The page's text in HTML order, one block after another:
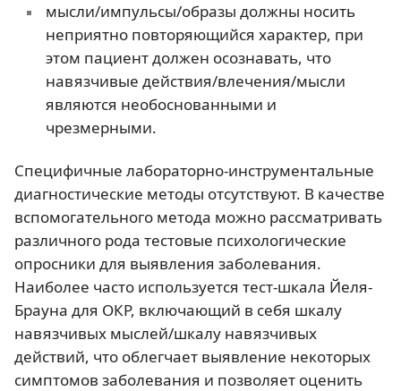
мысли/импульсы/образы должны носить
неприятно повторяющийся характер, при
этом пациент должен осознавать, что
навязчивые действия/влечения/мысли
являются необоснованными и
чрезмерными.
Специфичные лабораторно-инструментальные
диагностические методы отсутствуют. В качестве
вспомогательного метода можно рассматривать
различного рода тестовые психологические
опросники для выявления заболевания.
Наиболее часто используется тест-шкала Йеля-
Брауна для ОКР, включающий в себя шкалу
навязчивых мыслей/шкалу навязчивых
действий, что облегчает выявление некоторых
симптомов заболевания и позволяет оценить